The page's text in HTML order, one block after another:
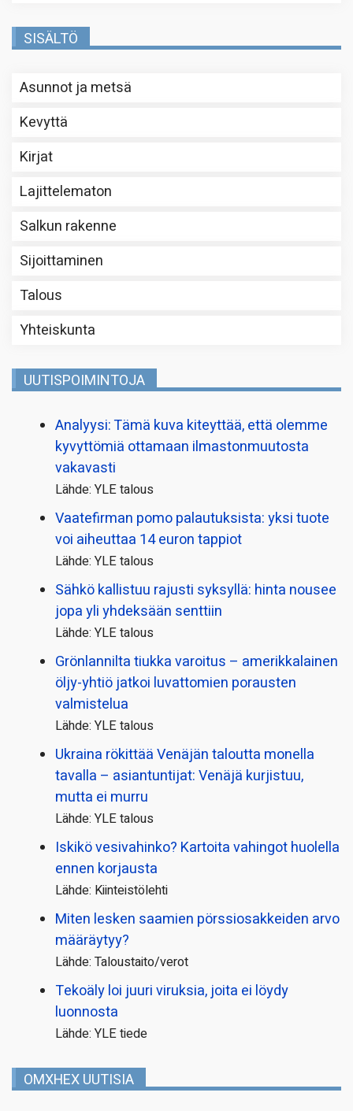
SISÄLTÖ
Asunnot ja metsä
Kevyttä
Kirjat
Lajittelematon
Salkun rakenne
Sijoittaminen
Talous
Yhteiskunta
UUTISPOIMINTOJA
Analyysi: Tämä kuva kiteyttää, että olemme
kyvyttömiä ottamaan ilmaston­muutosta
vakavasti
Lähde: YLE talous
Vaatefirman pomo palautuksista: yksi tuote
voi aiheuttaa 14 euron tappiot
Lähde: YLE talous
Sähkö kallistuu rajusti syksyllä: hinta nousee
jopa yli yhdeksään senttiin
Lähde: YLE talous
Grönlannilta tiukka varoitus – amerikkalainen
öljy-yhtiö jatkoi luvattomien porausten
valmistelua
Lähde: YLE talous
Ukraina rökittää Venäjän taloutta monella
tavalla – asiantuntijat: Venäjä kurjistuu,
mutta ei murru
Lähde: YLE talous
Iskikö vesivahinko? Kartoita vahingot huolella
ennen korjausta
Lähde: Kiinteistölehti
Miten lesken saamien pörssi­osakkeiden arvo
määräytyy?
Lähde: Taloustaito/verot
Tekoäly loi juuri viruksia, joita ei löydy
luonnosta
Lähde: YLE tiede
OMXHEX UUTISIA